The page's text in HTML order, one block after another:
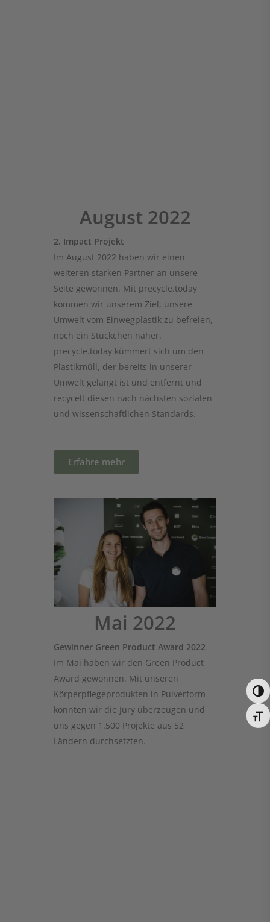
August 2022
2. Impact Projekt
Im August 2022 haben wir einen
weiteren starken Partner an unsere
Seite gewonnen. Mit precycle.today
kommen wir unserem Ziel, unsere
Umwelt vom Einwegplastik zu befreien,
noch ein Stückchen näher.
precycle.today kümmert sich um den
Plastikmüll, der bereits in unserer
Umwelt gelangt ist und entfernt und
recycelt diesen nach nächsten sozialen
und wissenschaftlichen Standards.
Erfahre mehr
Mai 2022
Gewinner Green Product Award 2022
Im Mai haben wir den Green Product
Award gewonnen. Mit unseren
Körperpflegeprodukten in Pulverform
konnten wir die Jury überzeugen und
uns gegen 1.500 Projekte aus 52
Ländern durchsetzten.